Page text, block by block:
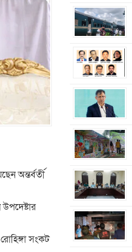
অন্তর্বর্তী
সংকট